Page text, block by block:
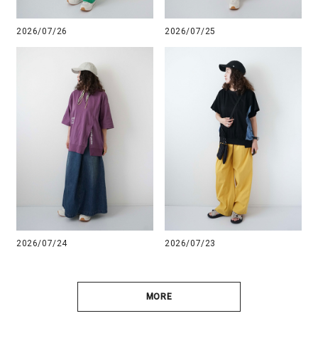
2026/07/26 2026/07/25
2026/07/24 2026/07/23
MORE